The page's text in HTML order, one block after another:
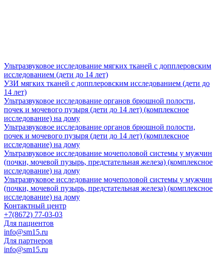
Ультразвуковое исследование мягких тканей с допплеровским
исследованием (дети до 14 лет)
УЗИ мягких тканей с допплеровским исследованием (дети до
14 лет)
Ультразвуковое исследование органов брюшной полости,
почек и мочевого пузыря (дети до 14 лет) (комплексное
исследование) на дому
Ультразвуковое исследование органов брюшной полости,
почек и мочевого пузыря (дети до 14 лет) (комплексное
исследование) на дому
Ультразвуковое исследование мочеполовой системы у мужчин
(почки, мочевой пузырь, предстательная железа) (комплексное
исследование) на дому
Ультразвуковое исследование мочеполовой системы у мужчин
(почки, мочевой пузырь, предстательная железа) (комплексное
исследование) на дому
Контактный центр
+7(8672) 77-03-03
Для пациентов
info@sm15.ru
Для партнеров
info@sm15.ru